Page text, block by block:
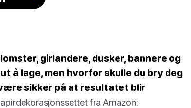
girlandere, dusker, bannere og
å lage, men hvorfor skulle du bry deg
sikker på at resultatet blir
fra Amazon: